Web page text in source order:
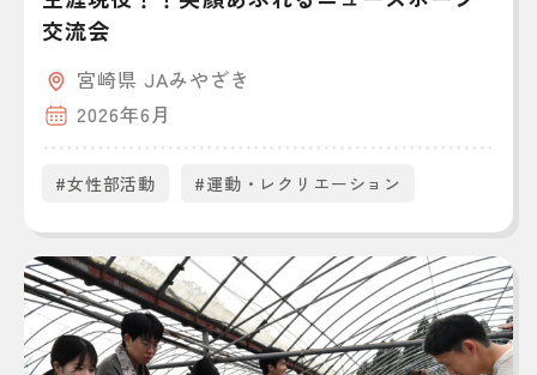
交流会
宮崎県 JAみやざき
2026年6月
#女性部活動 #運動・レクリエーション